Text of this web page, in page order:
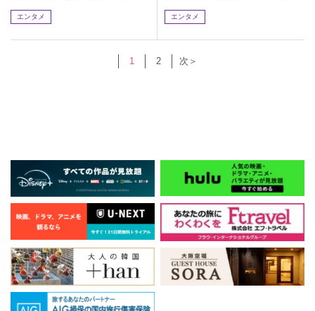
制作発表会)
エンタメ
制作発表会)
エンタメ
1 2 次＞